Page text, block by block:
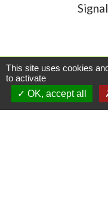
Commune
This site uses cookies
to activate
OK, accept all